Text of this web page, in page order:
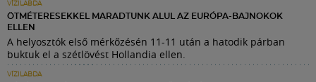
VÍZILABDA
ÖTMÉTERESEKKEL MARADTUNK ALUL AZ EURÓPA-BAJNOKOK
ELLEN
A helyosztók első mérkőzésén 11-11 után a hatodik párban
buktuk el a szétlövést Hollandia ellen.
VÍZILABDA